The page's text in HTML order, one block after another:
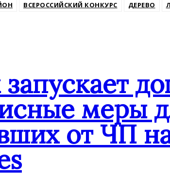
ВСЕРОССИЙСКИЙ КОНКУРС ДЕРЕВО
меры
от ЧП